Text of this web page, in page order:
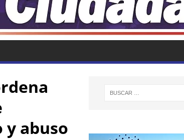
abuso